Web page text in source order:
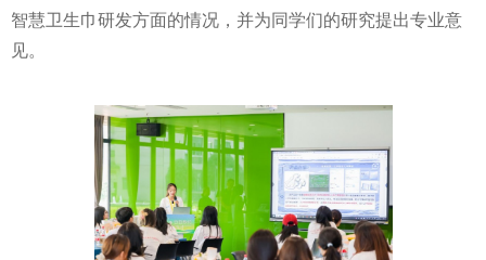
智慧卫生巾研发方面的情况，并为同学们的研究提出专业意
见。